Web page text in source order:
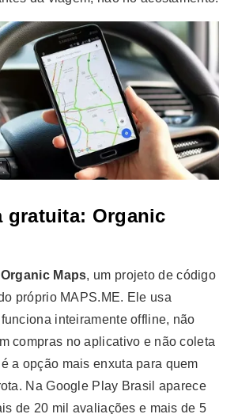
gratuita: Organic
Organic Maps, um projeto de código
próprio MAPS.ME. Ele usa
inteiramente offline, não
compras no aplicativo e não coleta
a opção mais enxuta para quem
Na Google Play Brasil aparece
de 20 mil avaliações e mais de 5